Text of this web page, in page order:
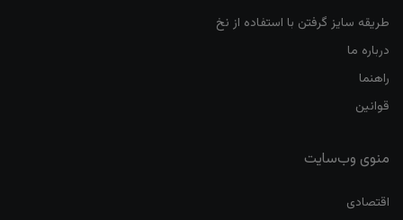
طریقه سایز گرفتن با استفاده از نخ
درباره ما
راهنما
قوانین
منوی وب‌سایت
اقتصادی